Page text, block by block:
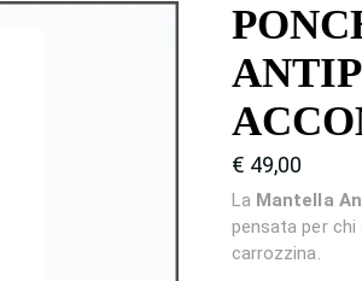
€ 49,00
La Mantella
pensata per
carrozzina.